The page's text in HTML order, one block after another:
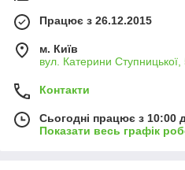
Працює з 26.12.2015
м. Київ
вул. Катерини Ступницької,
Контакти
Сьогодні працює з 10:00
Показати весь графік